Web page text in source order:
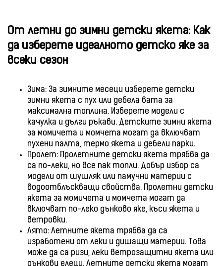
От летни до зимни детски якета: Как
да изберете идеалното детско яке за
всеки сезон
Зима: За зимните месеци изберете детски
зимни якета с пух или дебела вата за
максимална топлина. Изберете модели с
качулка и дълги ръкави. Детските зимни якета
за момичета и момчета могат да включват
пухени палта, термо якета и дебели парки.
Пролет: Пролетните детски якета трябва да
са по-леки, но все пак топли. Добър избор са
модели от шушляк или памучни материи с
водоотблъскващи свойства. Пролетни детски
якета за момичета и момчета могат да
включват по-леко дънково яке, къси якета и
ветровки.
Лято: Летните якета трябва да са
изработени от леки и дишащи материи. Това
може да са ризи, леки ветрозащитни якета или
дънкови елеци. Летните детски якета могат